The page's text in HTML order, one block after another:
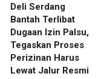
Deli Serdang
Bantah Terlibat
Dugaan Izin Palsu,
Tegaskan Proses
Perizinan Harus
Lewat Jalur Resmi